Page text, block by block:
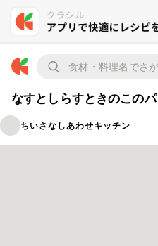
なすとしらすときのこの
ちいさなしあわせキッチン